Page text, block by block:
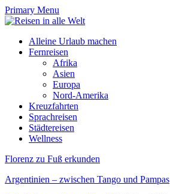
Primary Menu
Alleine Urlaub machen
Fernreisen
Afrika
Asien
Europa
Nord-Amerika
Kreuzfahrten
Sprachreisen
Städtereisen
Wellness
Florenz zu Fuß erkunden
Argentinien – zwischen Tango und Pampas